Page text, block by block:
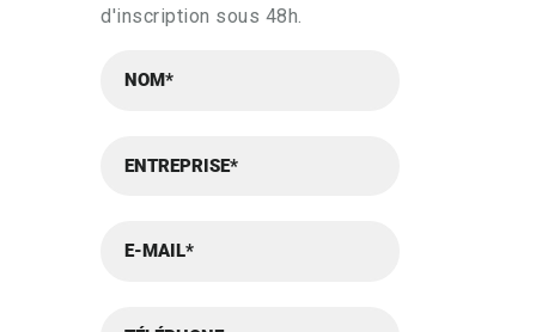
d'inscription sous 48h.